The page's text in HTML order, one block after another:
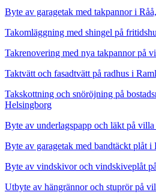
Byte av garagetak med takpannor i
Takomläggning med shingel på
Takrenovering med nya takpannor på
Taktvätt och fasadtvätt på radhus i
Takskottning och snöröjning på
Helsingborg
Byte av underlagspapp och läkt på
Byte av garagetak med bandtäckt plåt i
Byte av vindskivor och vindskiveplåt
Utbyte av hängrännor och stuprör på